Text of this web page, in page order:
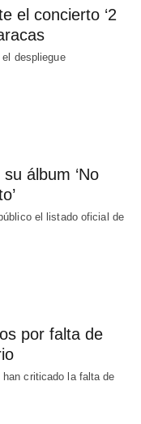
el concierto ‘2
despliegue
álbum ‘No
el listado oficial de
por falta de
criticado la falta de